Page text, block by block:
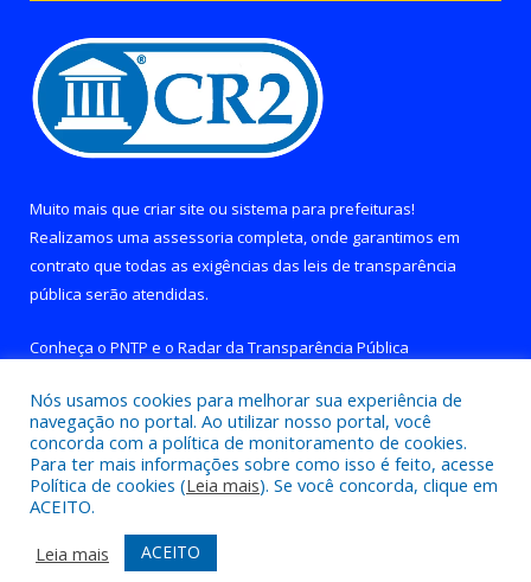
Muito mais que criar site ou sistema para prefeituras!
Realizamos uma assessoria completa, onde garantimos em
contrato que todas as exigências das leis de transparência
pública serão atendidas.
Conheça o PNTP e o Radar da Transparência Pública
Todos os direitos reservados a Prefeitura de Brejo Grande do
Araguaia.
Mapa do Site
Acessar Área Administrativa
Acessar Webmail
Nós usamos cookies para melhorar sua experiência de
navegação no portal. Ao utilizar nosso portal, você
concorda com a política de monitoramento de cookies.
Para ter mais informações sobre como isso é feito, acesse
Política de cookies (Leia mais). Se você concorda, clique em
ACEITO.
Leia mais
ACEITO